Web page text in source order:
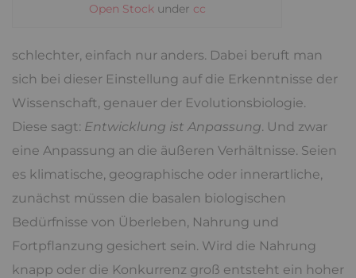
Open Stock under cc
schlechter, einfach nur anders. Dabei beruft man
sich bei dieser Einstellung auf die Erkenntnisse der
Wissenschaft, genauer der Evolutionsbiologie.
Diese sagt: Entwicklung ist Anpassung. Und zwar
eine Anpassung an die äußeren Verhältnisse. Seien
es klimatische, geographische oder innerartliche,
zunächst müssen die basalen biologischen
Bedürfnisse von Überleben, Nahrung und
Fortpflanzung gesichert sein. Wird die Nahrung
knapp oder die Konkurrenz groß entsteht ein hoher